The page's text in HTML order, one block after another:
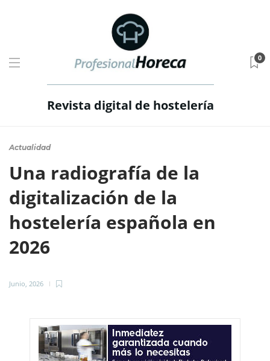
Revista digital de hostelería
0
Actualidad
Una radiografía de la
digitalización de la
hostelería española en
2026
Junio, 2026